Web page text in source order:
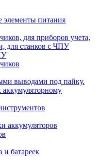
элементы питания
для приборов учета,
для станков с ЧПУ
выводами под пайку.
аккумуляторному
аккумуляторов
и батареек